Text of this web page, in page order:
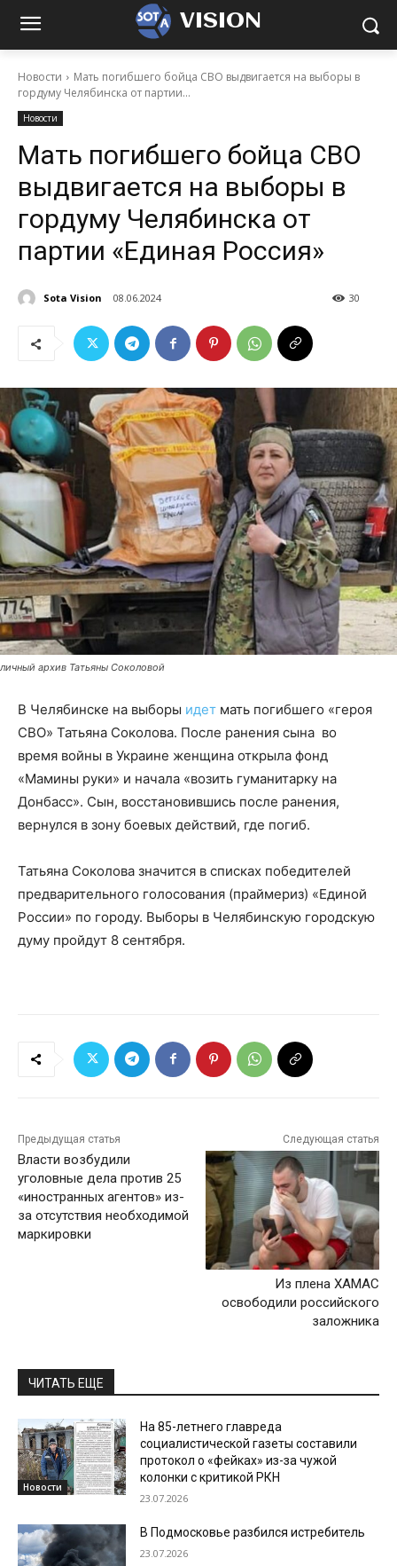
VISION
Новости
Мать погибшего бойца СВО выдвигается на выборы в
гордуму Челябинска от партии...
Новости
Мать погибшего бойца СВО
выдвигается на выборы в
гордуму Челябинска от
партии «Единая Россия»
Sota Vision 08.06.2024 30
личный архив Татьяны Соколовой
В Челябинске на выборы идет мать погибшего «героя
СВО» Татьяна Соколова. После ранения сына во
время войны в Украине женщина открыла фонд
«Мамины руки» и начала «возить гуманитарку на
Донбасс». Сын, восстановившись после ранения,
вернулся в зону боевых действий, где погиб.
Татьяна Соколова значится в списках победителей
предварительного голосования (праймериз) «Единой
России» по городу. Выборы в Челябинскую городскую
думу пройдут 8 сентября.
Предыдущая статья
Власти возбудили
уголовные дела против 25
«иностранных агентов» из-
за отсутствия необходимой
маркировки
Следующая статья
Из плена ХАМАС
освободили российского
заложника
ЧИТАТЬ ЕЩЕ
Новости
На 85-летнего главреда
социалистической газеты составили
протокол о «фейках» из-за чужой
колонки с критикой РКН
23.07.2026
В Подмосковье разбился истребитель
23.07.2026